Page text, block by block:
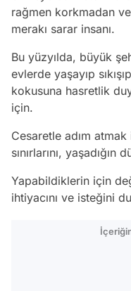
rağmen korkmadan
merakı sarar insanı.
Bu yüzyılda, büyük
evlerde yaşayıp
kokusuna hasretlik
için.
Cesaretle adım
sınırlarını,
Yapabildiklerin için
ihtiyacını ve isteğini